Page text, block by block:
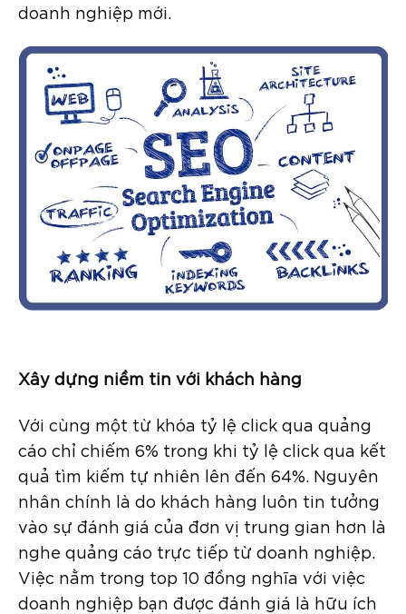
doanh nghiệp mới.
Xây dựng niềm tin với khách hàng
Với cùng một từ khóa tỷ lệ click qua quảng
cáo chỉ chiếm 6% trong khi tỷ lệ click qua kết
quả tìm kiếm tự nhiên lên đến 64%. Nguyên
nhân chính là do khách hàng luôn tin tưởng
vào sự đánh giá của đơn vị trung gian hơn là
nghe quảng cáo trực tiếp từ doanh nghiệp.
Việc nằm trong top 10 đồng nghĩa với việc
doanh nghiệp bạn được đánh giá là hữu ích